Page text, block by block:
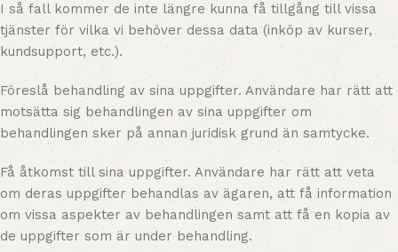
I så fall kommer de inte längre kunna få tillgång till vissa
tjänster för vilka vi behöver dessa data (inköp av kurser,
kundsupport, etc.).
Föreslå behandling av sina uppgifter. Användare har rätt att
motsätta sig behandlingen av sina uppgifter om
behandlingen sker på annan juridisk grund än samtycke.
Få åtkomst till sina uppgifter. Användare har rätt att veta
om deras uppgifter behandlas av ägaren, att få information
om vissa aspekter av behandlingen samt att få en kopia av
de uppgifter som är under behandling.